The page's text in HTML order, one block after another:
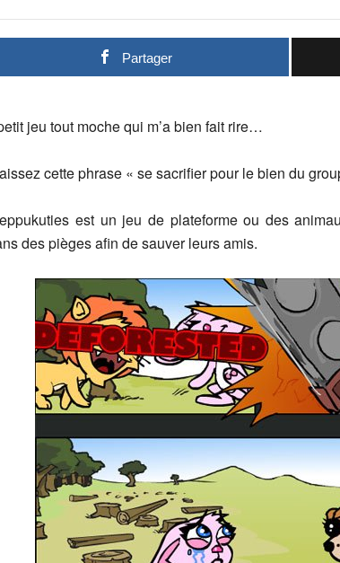
Partager
jeu tout moche qui m’a bien fait rire…
cette phrase « se sacrifier pour le bien du
est un jeu de plateforme ou des
des pièges afin de sauver leurs amis.